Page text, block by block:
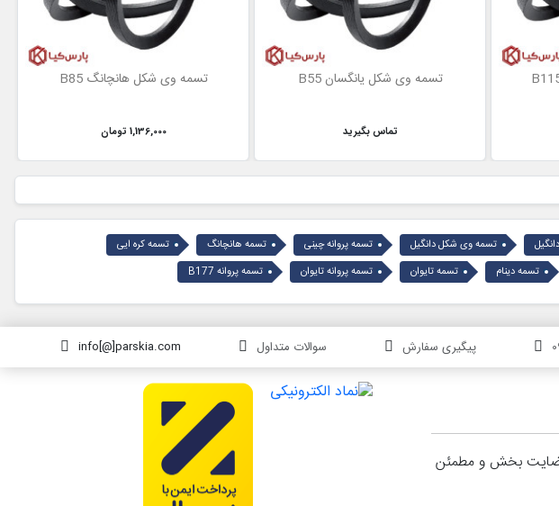
تسمه وی شکل یانگسان B55
تماس بگیرید
تسمه وی شکل هانچانگ B85
1,136,000 تومان
تسمه وی شکل دانگیل تسمه پروانه چینی تسمه هانچانگ
تسمه کره ایی
تسمه دینام تسمه تایوان تسمه پروانه تایوان تسمه پروانه B177
info[@]parskia.com سوالات متداول پیگیری سفارش
رضایت بخش و مطمئن